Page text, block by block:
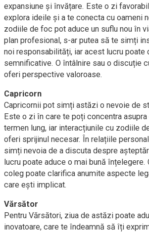
expansiune și învățare. Este o zi
explora ideile și a te conecta cu oameni
zodiile de foc pot aduce un suflu nou în
plan profesional, s-ar putea să te simți
noi responsabilități, iar acest lucru poate
semnificative. O întâlnire sau o discuție
oferi perspective valoroase.
Capricorn
Capricornii pot simți astăzi o nevoie de
Este o zi în care te poți concentra
termen lung, iar interacțiunile cu zodiile
oferi sprijinul necesar. În relațiile
simți nevoia de a discuta despre
lucru poate aduce o mai bună înțelegere.
coleg poate clarifica anumite aspecte
care ești implicat.
Vărsător
Pentru Vărsători, ziua de astăzi poate
inovatoare, care te îndeamnă să îți